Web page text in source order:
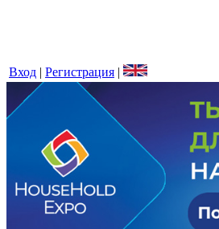
Вход | Регистрация |